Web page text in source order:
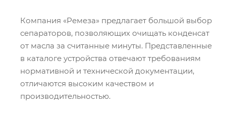
Компания «Ремеза» предлагает большой выбор
сепараторов, позволяющих очищать конденсат
от масла за считанные минуты. Представленные
в каталоге устройства отвечают требованиям
нормативной и технической документации,
отличаются высоким качеством и
производительностью.